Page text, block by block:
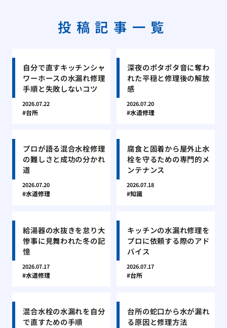
投稿記事一覧
自分で直すキッチンシャ
ワーホースの水漏れ修理
手順と失敗しないコツ
2026.07.22
台所
深夜のポタポタ音に奪わ
れた平穏と修理後の解放
感
2026.07.20
水道修理
プロが語る混合水栓修理
の難しさと成功の分かれ
道
2026.07.20
水道修理
腐食と固着から屋外止水
栓を守るための専門的メ
ンテナンス
2026.07.18
知識
給湯器の水抜きを怠り大
惨事に見舞われた冬の記
憶
2026.07.17
水道修理
キッチンの水漏れ修理を
プロに依頼する際のアド
バイス
2026.07.17
台所
混合水栓の水漏れを自分
で直すための手順
台所の蛇口から水が漏れ
る原因と修理方法